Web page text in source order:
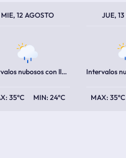
MIE, 12 AGOSTO
Intervalos nubosos con lluvia escasa
35ºC 24ºC
JUE,
35ºC